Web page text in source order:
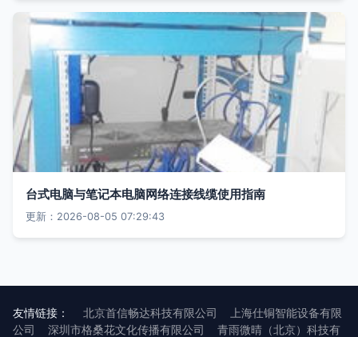
台式电脑与笔记本电脑网络连接线缆使用指南
更新：2026-08-05 07:29:43
友情链接： 北京首信畅达科技有限公司
上海仕铜智能设备有限
公司
深圳市格桑花文化传播有限公司
青雨微晴（北京）科技有